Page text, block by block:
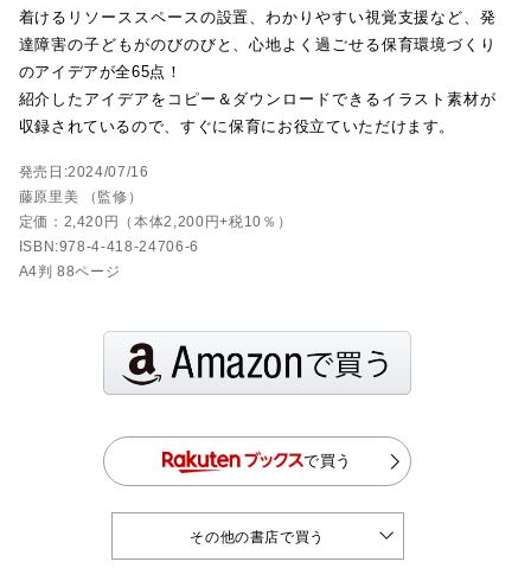
着けるリソーススペースの設置、わかりやすい視覚支援など、発
達障害の子どもがのびのびと、心地よく過ごせる保育環境づくり
のアイデアが全65点！
紹介したアイデアをコピー＆ダウンロードできるイラスト素材が
収録されているので、すぐに保育にお役立ていただけます。
発売日:2024/07/16
藤原里美 （監修）
定価：2,420円（本体2,200円+税10％）
ISBN:978-4-418-24706-6
A4判 88ページ
で買う
その他の書店で買う